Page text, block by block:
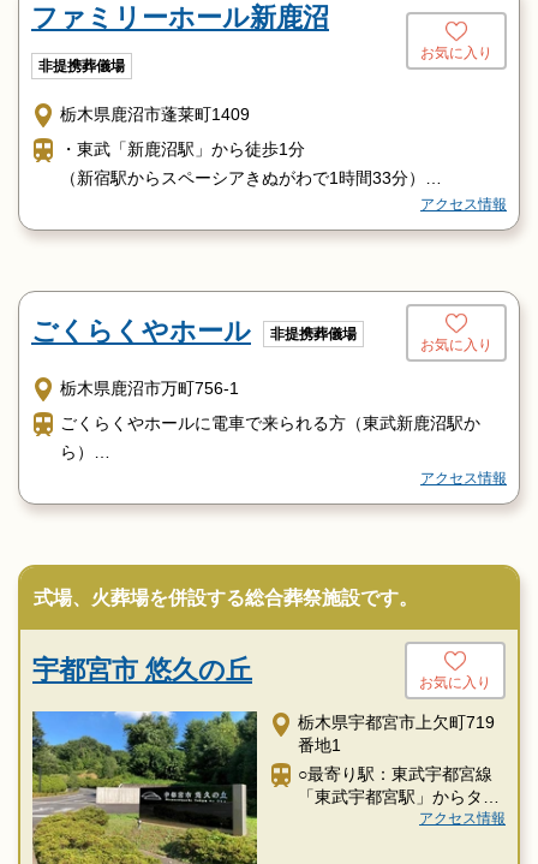
ファミリーホール新鹿沼
非提携葬儀場
お気に入り
栃木県鹿沼市蓬莱町1409
・東武「新鹿沼駅」から徒歩1分
（新宿駅からスペーシアきぬがわで1時間33分）
（北千住駅からスペーシアきぬがわで1時間26分）
・JR鹿沼駅よりタクシーで５分
アクセス情報
ごくらくやホール 非提携葬儀場
お気に入り
栃木県鹿沼市万町756-1
ごくらくやホールに電車で来られる方（東武新鹿沼駅か
ら）
改札を出て正面の道をまっすぐ進み信号三つ目の右側角に
なります
アクセス情報
式場、火葬場を併設する総合葬祭施設です。
宇都宮市 悠久の丘 お気に入り
栃木県宇都宮市上欠町719
番地1
○最寄り駅：東武宇都宮線
「東武宇都宮駅」からタク
アクセス情報